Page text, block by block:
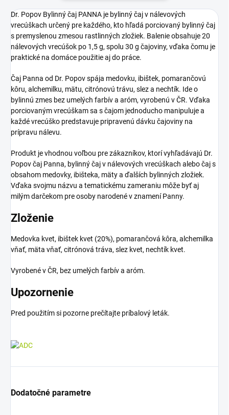
Dr. Popov Bylinný čaj PANNA je bylinný čaj v nálevových
vrecúškach určený pre každého, kto hľadá porciovaný bylinný čaj
s premyslenou zmesou rastlinných zložiek. Balenie obsahuje 20
nálevových vrecúšok po 1,5 g, spolu 30 g čajoviny, vďaka čomu je
praktické na domáce použitie aj do práce.
Čaj Panna od Dr. Popov spája medovku, ibištek, pomarančovú
kôru, alchemilku, mätu, citrónovú trávu, slez a nechtík. Ide o
bylinnú zmes bez umelých farbív a aróm, vyrobenú v ČR. Vďaka
porciovaným vrecúškam sa s čajom jednoducho manipuluje a
každé vrecúško predstavuje pripravenú dávku čajoviny na
prípravu nálevu.
Produkt je vhodnou voľbou pre zákazníkov, ktorí vyhľadávajú Dr.
Popov čaj Panna, bylinný čaj v nálevových vrecúškach alebo čaj s
obsahom medovky, ibišteka, mäty a ďalších bylinných zložiek.
Vďaka svojmu názvu a tematickému zameraniu môže byť aj
milým darčekom pre osoby narodené v znamení Panny.
Zloženie
Medovka kvet, ibištek kvet (20%), pomarančová kôra, alchemilka
vňať, mäta vňať, citrónová tráva, slez kvet, nechtík kvet.
Vyrobené v ČR, bez umelých farbív a aróm.
Upozornenie
Pred použitím si pozorne prečítajte príbalový leták.
Dodatočné parametre